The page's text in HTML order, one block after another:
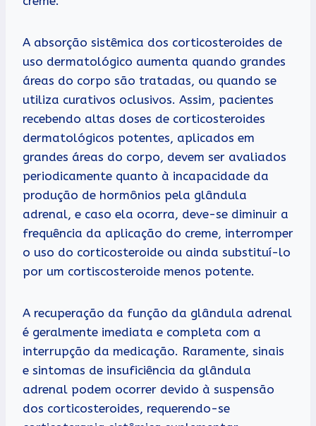
A absorção sistêmica dos corticosteroides de
uso dermatológico aumenta quando grandes
áreas do corpo são tratadas, ou quando se
utiliza curativos oclusivos. Assim, pacientes
recebendo altas doses de corticosteroides
dermatológicos potentes, aplicados em
grandes áreas do corpo, devem ser avaliados
periodicamente quanto à incapacidade da
produção de hormônios pela glândula
adrenal, e caso ela ocorra, deve-se diminuir a
frequência da aplicação do creme, interromper
o uso do corticosteroide ou ainda substituí-lo
por um cortiscosteroide menos potente.
A recuperação da função da glândula adrenal
é geralmente imediata e completa com a
interrupção da medicação. Raramente, sinais
e sintomas de insuficiência da glândula
adrenal podem ocorrer devido à suspensão
dos corticosteroides, requerendo-se